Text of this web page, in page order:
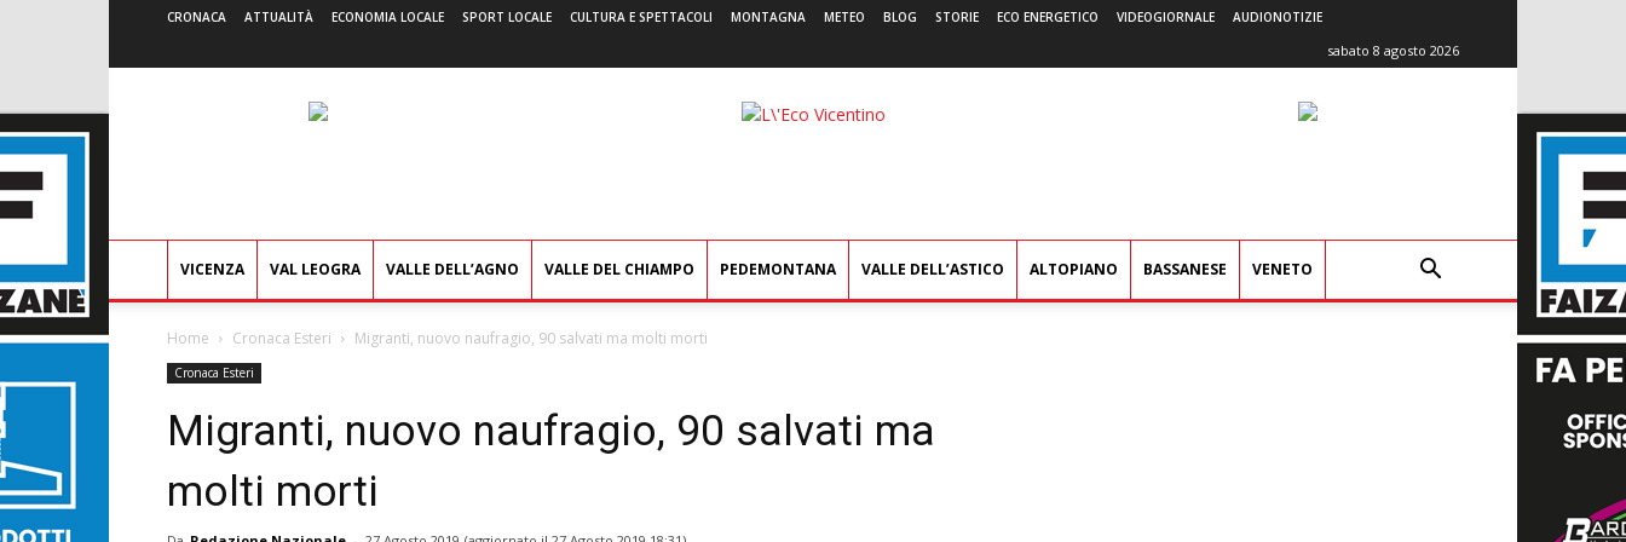
CRONACA ATTUALITÀ ECONOMIA LOCALE SPORT LOCALE CULTURA E SPETTACOLI MONTAGNA METEO BLOG STORIE ECO ENERGETICO VIDEOGIORNALE AUDIONOTIZIE
sabato 8 agosto 2026
L'Eco
VICENZA VAL LEOGRA VALLE DELL’AGNO VALLE DEL CHIAMPO PEDEMONTANA VALLE DELL’ASTICO ALTOPIANO BASSANESE VENETO
Home Cronaca Esteri Migranti, nuovo naufragio, 90 salvati ma molti morti
Cronaca Esteri
Migranti, nuovo naufragio, 90 salvati ma
molti morti